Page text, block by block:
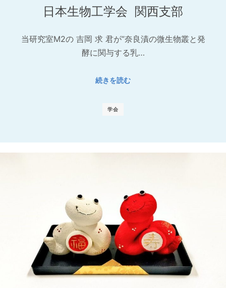
日本生物工学会 関西支部
当研究室M2の 吉岡 求 君が”奈良漬の微生物叢と発
酵に関与する乳…
続きを読む
学会